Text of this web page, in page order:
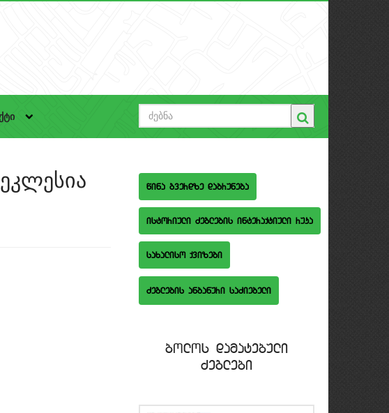
wina gverdze dabruneba
istoriuli Zeglebis interaqtiuli ruka
saxaliso qvizebi
bolos damatebuli
Zeglebi